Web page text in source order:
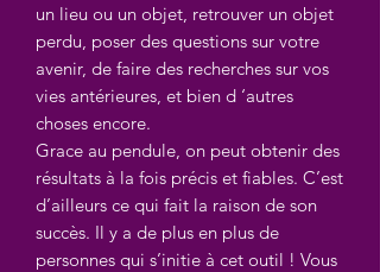
un lieu ou un objet, retrouver un objet
perdu, poser des questions sur votre
avenir, de faire des recherches sur vos
vies antérieures, et bien d ‘autres
choses encore.
Grace au pendule, on peut obtenir des
résultats à la fois précis et fiables. C’est
d’ailleurs ce qui fait la raison de son
succès. Il y a de plus en plus de
personnes qui s’initie à cet outil ! Vous